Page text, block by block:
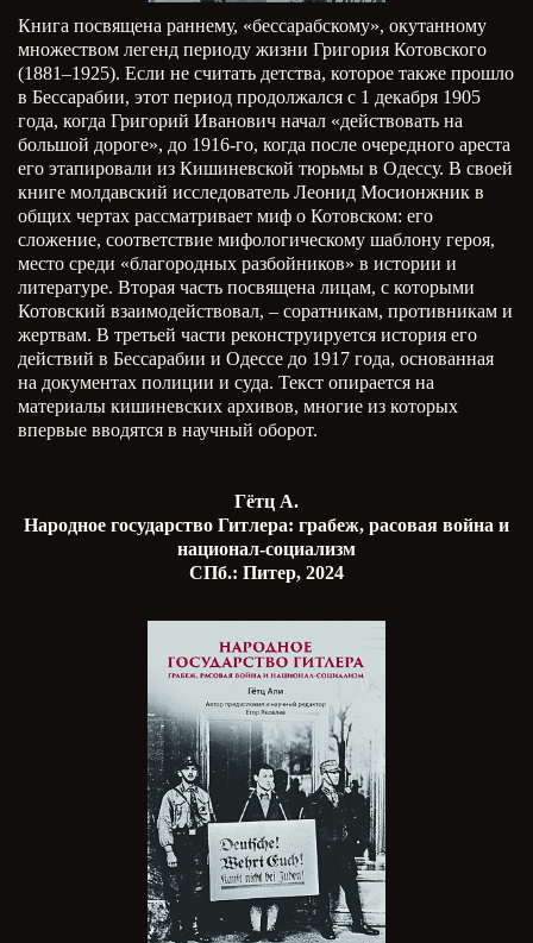
Книга посвящена раннему, «бессарабскому», окутанному
множеством легенд периоду жизни Григория Котовского
(1881–1925). Если не считать детства, которое также прошло
в Бессарабии, этот период продолжался с 1 декабря 1905
года, когда Григорий Иванович начал «действовать на
большой дороге», до 1916-го, когда после очередного ареста
его этапировали из Кишиневской тюрьмы в Одессу. В своей
книге молдавский исследователь Леонид Мосионжник в
общих чертах рассматривает миф о Котовском: его
сложение, соответствие мифологическому шаблону героя,
место среди «благородных разбойников» в истории и
литературе. Вторая часть посвящена лицам, с которыми
Котовский взаимодействовал, – соратникам, противникам и
жертвам. В третьей части реконструируется история его
действий в Бессарабии и Одессе до 1917 года, основанная
на документах полиции и суда. Текст опирается на
материалы кишиневских архивов, многие из которых
впервые вводятся в научный оборот.
Гётц А.
Народное государство Гитлера: грабеж, расовая война и
национал-социализм
СПб.: Питер, 2024